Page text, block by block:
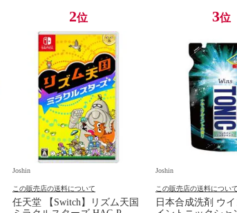
2位
Joshin
この販売店の送料について
任天堂 【Switch】リズム天国
3位
Joshin
この販売店の送料につい
日本合成洗剤 ウ